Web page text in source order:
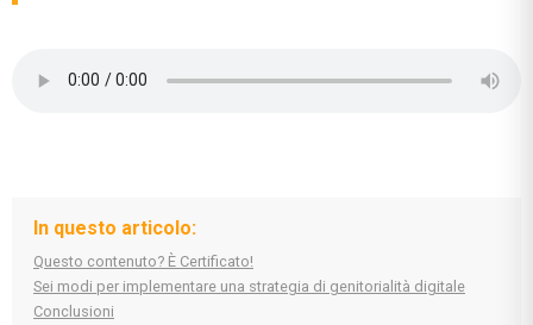
In questo articolo:
Questo contenuto? È Certificato!
Sei modi per implementare una strategia di genitorialità digitale
Conclusioni